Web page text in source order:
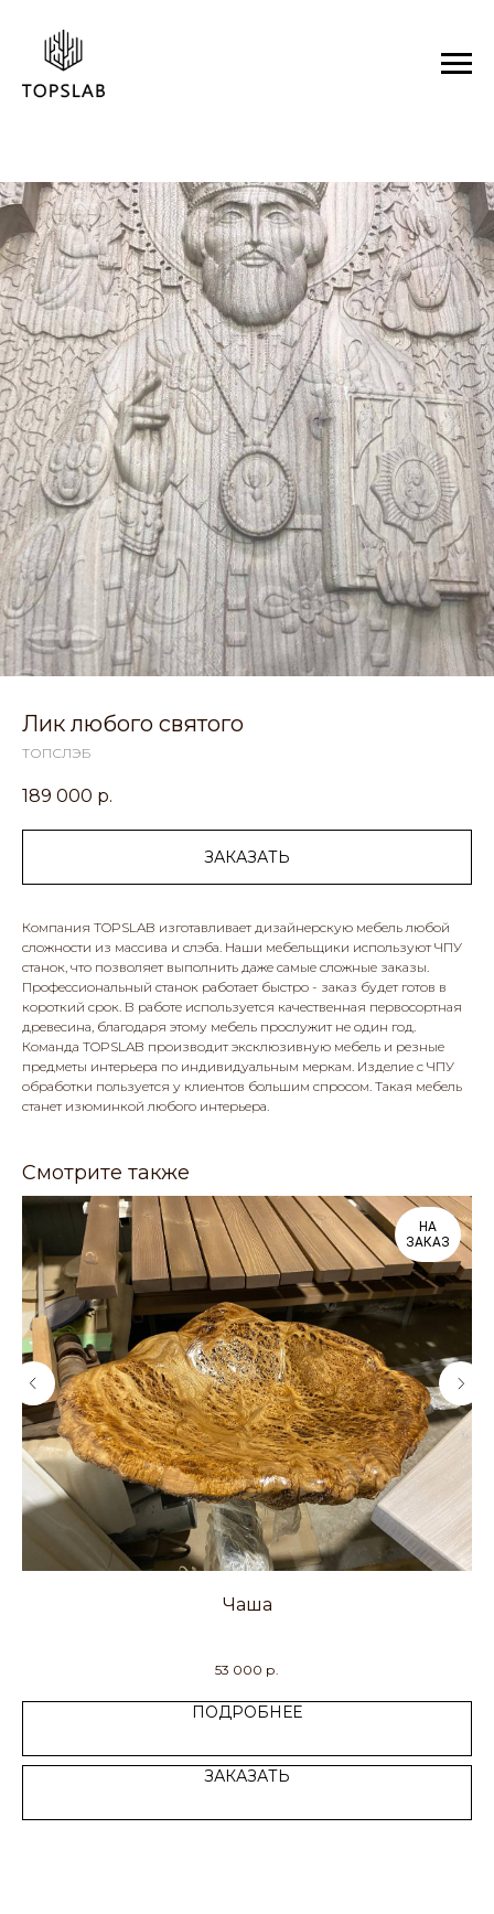
Лик любого святого
ТОПСЛЭБ
189 000 р.
ЗАКАЗАТЬ
Компания TOPSLAB изготавливает дизайнерскую мебель любой
сложности из массива и слэба. Наши мебельщики используют ЧПУ
станок, что позволяет выполнить даже самые сложные заказы.
Профессиональный станок работает быстро - заказ будет готов в
короткий срок. В работе используется качественная первосортная
древесина, благодаря этому мебель прослужит не один год.
Команда TOPSLAB производит эксклюзивную мебель и резные
предметы интерьера по индивидуальным меркам. Изделие с ЧПУ
обработки пользуется у клиентов большим спросом. Такая мебель
станет изюминкой любого интерьера.
Смотрите также
НА
ЗАКАЗ
Чаша
53 000 р.
ПОДРОБНЕЕ
ЗАКАЗАТЬ